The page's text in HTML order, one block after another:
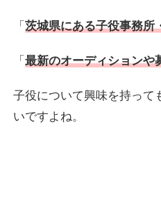
「 茨城県にある子役事務所
「 最新のオーディションや
子役について興味を持って
いですよね。